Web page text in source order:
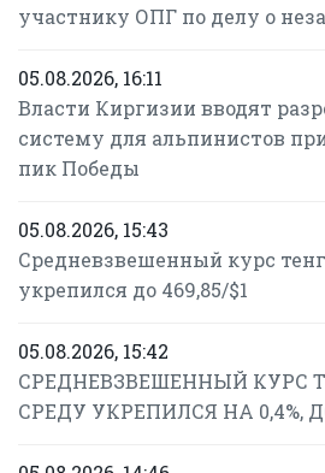
участнику ОПГ по делу о
05.08.2026, 16:11
Власти Киргизии вводят
систему для альпинистов
пик Победы
05.08.2026, 15:43
Средневзвешенный курс
укрепился до 469,85/$1
05.08.2026, 15:42
СРЕДНЕВЗВЕШЕННЫЙ КУРС
СРЕДУ УКРЕПИЛСЯ НА 0,4%,